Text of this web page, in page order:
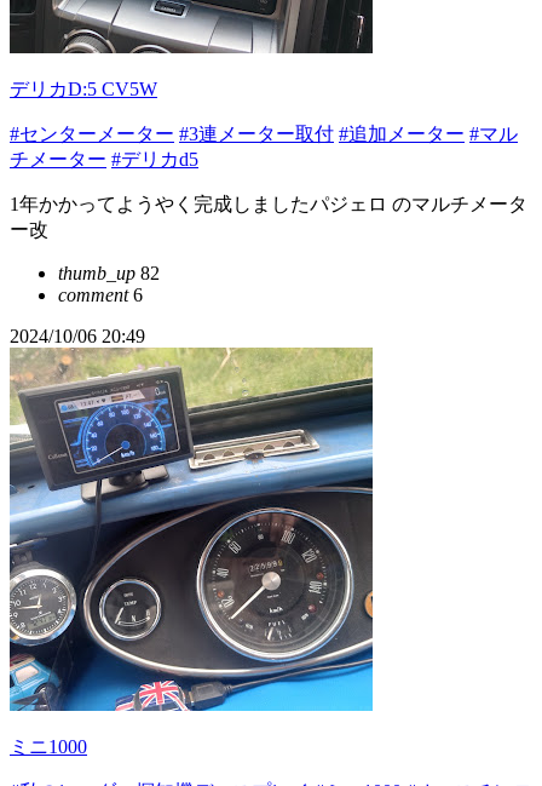
デリカD:5 CV5W
#センターメーター #3連メーター取付 #追加メーター #マル
チメーター #デリカd5
1年かかってようやく完成しましたパジェロ のマルチメータ
ー改
thumb_up 82
comment6
2024/10/06 20:49
ミニ1000